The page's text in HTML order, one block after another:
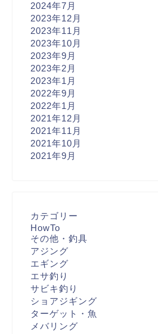
2024年7月
2023年12月
2023年11月
2023年10月
2023年9月
2023年2月
2023年1月
2022年9月
2022年1月
2021年12月
2021年11月
2021年10月
2021年9月
カテゴリー
HowTo
その他・釣具
アジング
エギング
エサ釣り
サビキ釣り
ショアジギング
ターゲット・魚
メバリング